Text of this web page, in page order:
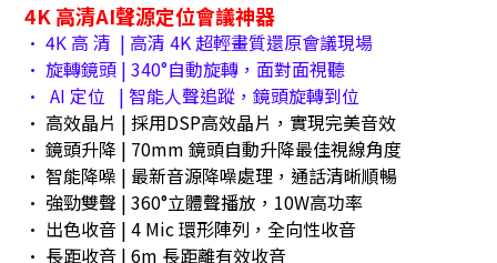
4K 高清AI聲源定位會議神器
• 4Κ 高 清 | 高清 4K 超輕畫質還原會議現場
• 旋轉鏡頭 | 340°自動旋轉，面對面視聽
• AI 定位 | 智能人聲追蹤，鏡頭旋轉到位
• 高效晶片 | 採用DSP高效晶片，實現完美音效
• 鏡頭升降 | 70mm 鏡頭自動升降最佳視線角度
• 智能降噪 | 最新音源降噪處理，通話清晰順暢
• 強勁雙聲 | 360°立體聲播放，10W高功率
• 出色收音 | 4 Mic 環形陣列，全向性收音
• 長距收音 | 6m 長距離有效收音